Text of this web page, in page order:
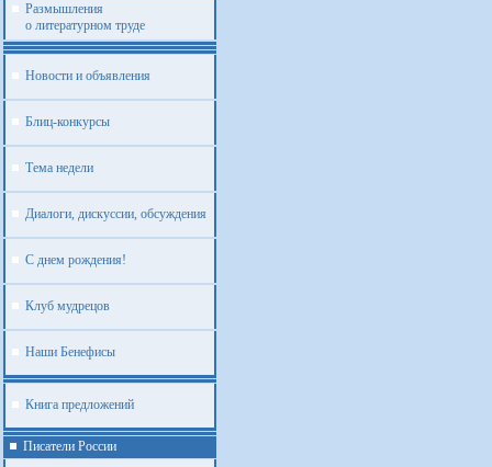
Размышления
о литературном труде
Новости и объявления
Блиц-конкурсы
Тема недели
Диалоги, дискуссии, обсуждения
С днем рождения!
Клуб мудрецов
Наши Бенефисы
Книга предложений
Писатели России